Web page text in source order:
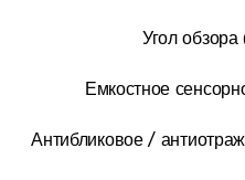
Угол
Емкостное
Антибликовое /